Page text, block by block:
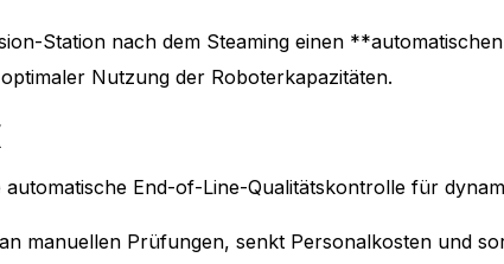
Station nach dem Steaming einen
Nutzung der Roboterkapazitäten.
automatische End-of-Line-Qualitätskontrolle für
manuellen Prüfungen, senkt Personalkosten und